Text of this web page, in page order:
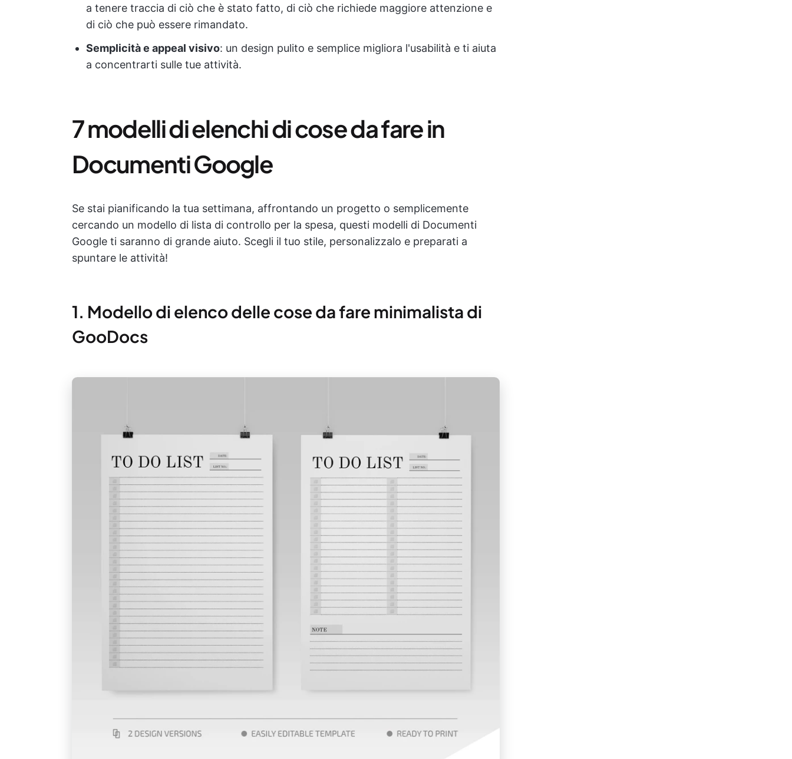
a tenere traccia di ciò che è stato fatto, di ciò che richiede maggiore attenzione e
di ciò che può essere rimandato.
Semplicità e appeal visivo: un design pulito e semplice migliora l'usabilità e ti aiuta
a concentrarti sulle tue attività.
7 modelli di elenchi di cose da fare in
Documenti Google
Se stai pianificando la tua settimana, affrontando un progetto o semplicemente
cercando un modello di lista di controllo per la spesa, questi modelli di Documenti
Google ti saranno di grande aiuto. Scegli il tuo stile, personalizzalo e preparati a
spuntare le attività!
1. Modello di elenco delle cose da fare minimalista di
GooDocs